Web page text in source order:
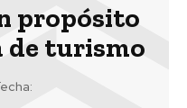
propósito
de turismo